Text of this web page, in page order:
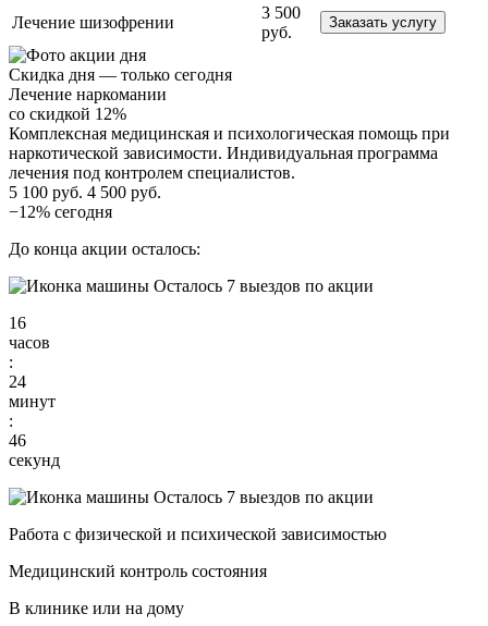
Лечение шизофрении
3 500
руб.
Заказать услугу
Скидка дня — только сегодня
Лечение наркомании
со скидкой 12%
Комплексная медицинская и психологическая помощь при
наркотической зависимости. Индивидуальная программа
лечения под контролем специалистов.
5 100 руб. 4 500 руб.
−12% сегодня
До конца акции осталось:
Осталось 7 выездов по акции
16
часов
:
24
минут
:
44
секунд
Осталось 7 выездов по акции
Работа с физической и психической зависимостью
Медицинский контроль состояния
В клинике или на дому